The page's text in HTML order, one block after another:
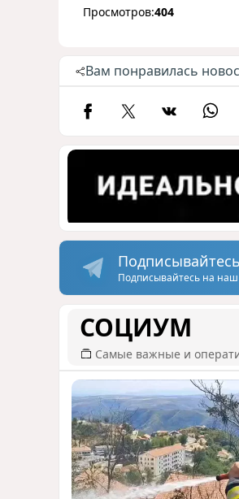
Просмотров:404
Вам понравилась
Подписывайтесь на наш
СОЦИУМ
Самые важные и